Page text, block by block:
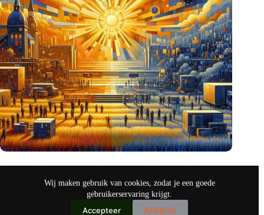
Wij maken gebruik van cookies, zodat je een goede
gebruikerservaring krijgt.
Accepteer Afwijzen
innovaties
okt 26, 2024